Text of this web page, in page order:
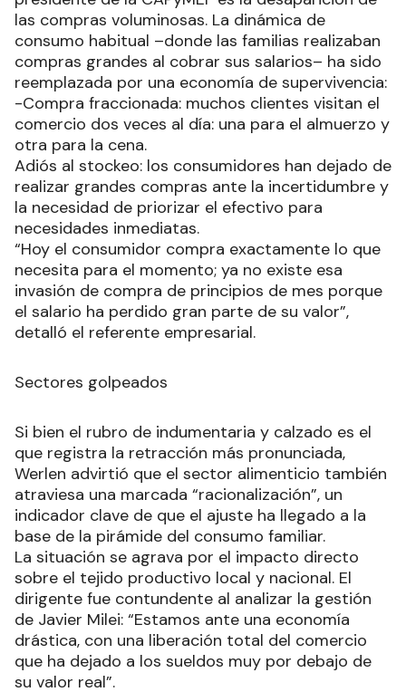
las compras voluminosas. La dinámica de
consumo habitual –donde las familias realizaban
compras grandes al cobrar sus salarios– ha sido
reemplazada por una economía de supervivencia:
-Compra fraccionada: muchos clientes visitan el
comercio dos veces al día: una para el almuerzo y
otra para la cena.
Adiós al stockeo: los consumidores han dejado de
realizar grandes compras ante la incertidumbre y
la necesidad de priorizar el efectivo para
necesidades inmediatas.
“Hoy el consumidor compra exactamente lo que
necesita para el momento; ya no existe esa
invasión de compra de principios de mes porque
el salario ha perdido gran parte de su valor”,
detalló el referente empresarial.
Sectores golpeados
Si bien el rubro de indumentaria y calzado es el
que registra la retracción más pronunciada,
Werlen advirtió que el sector alimenticio también
atraviesa una marcada “racionalización”, un
indicador clave de que el ajuste ha llegado a la
base de la pirámide del consumo familiar.
La situación se agrava por el impacto directo
sobre el tejido productivo local y nacional. El
dirigente fue contundente al analizar la gestión
de Javier Milei: “Estamos ante una economía
drástica, con una liberación total del comercio
que ha dejado a los sueldos muy por debajo de
su valor real”.